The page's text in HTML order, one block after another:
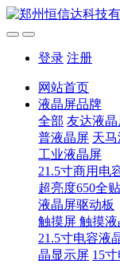
登录 注册
网站首页
液晶屏品牌
全部 友达液晶
普液晶屏 天
工业液晶屏
21.5寸商用电
超亮度650全
液晶屏驱动板
触摸屏 触摸
21.5寸电容液
晶显示屏 15